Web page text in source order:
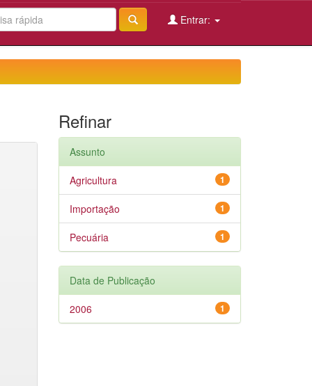
Entrar:
Refinar
Assunto
1
Agricultura
1
Importação
1
Pecuária
Data de Publicação
1
2006